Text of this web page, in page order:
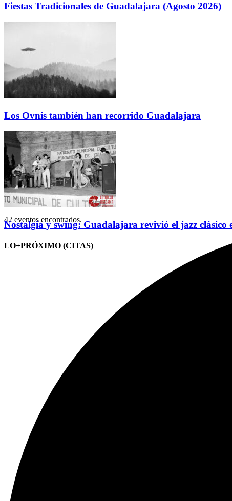
Fiestas Tradicionales de Guadalajara (Agosto 2026)
Los Ovnis también han recorrido Guadalajara
Nostalgia y swing: Guadalajara revivió el jazz clásico
LO+PRÓXIMO (CITAS)
42 eventos encontrados.